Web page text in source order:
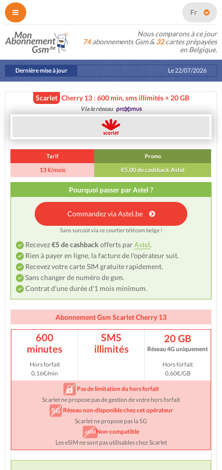
Fr
Nous comparons à ce jour
74abonnements Gsm & 32cartes prépayées
en Belgique.
Dernière mise à jour Le22/07/2026
Scarlet Cherry 13 : 600 min, sms illimités + 20 GB
Via le réseau
Tarif
13 €/mois
Promo
€5,00 de cashback Astel
Pourquoi passer par Astel ?
Recevez€5 de cashback offerts parAstel.
Rien à payer en ligne, la facture de l'opérateur suit.
Recevez votre carte SIM gratuite rapidement.
Sans changer de numéro de gsm.
Contrat d'une durée d'1 mois minimum.
Commandez via Astel.be
Sans surcoût via ce courtier télécom belge !
Abonnement Gsm Scarlet Cherry 13
600
minutes
SMS
illimités
20 GB
Réseau 4G uniquement
Hors forfait
0,16€/min
Hors forfait
0,60€/GB
Pas de limitation du hors forfait
Scarlet ne propose pas de gestion de votre hors forfait
Réseau non-disponible chez cet opérateur
Scarlet ne propose pas la 5G
Non-compatible
Les eSIM ne sont pas utilisables chez Scarlet